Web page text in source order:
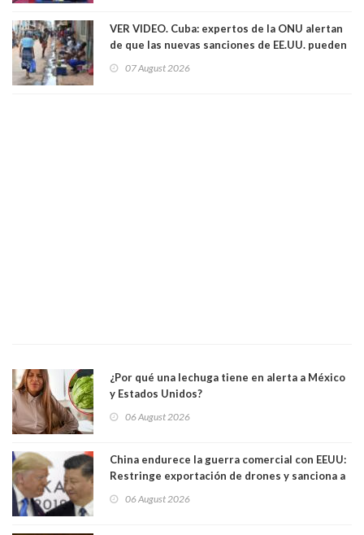
VER VIDEO. Cuba: expertos de la ONU alertan
de que las nuevas sanciones de EE.UU. pueden
07 August 2026
¿Por qué una lechuga tiene en alerta a México
y Estados Unidos?
06 August 2026
China endurece la guerra comercial con EEUU:
Restringe exportación de drones y sanciona a
06 August 2026